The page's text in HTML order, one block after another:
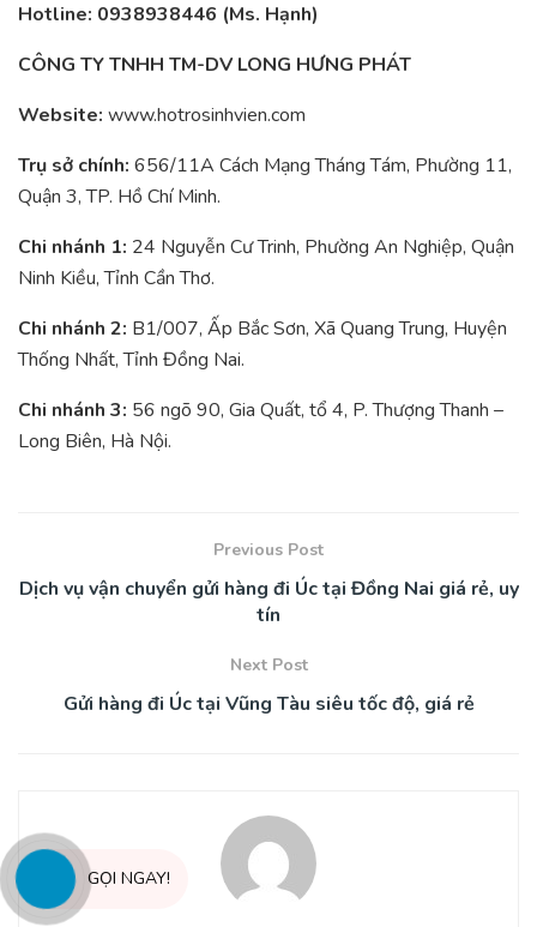
Hotline: 0938938446 (Ms. Hạnh)
CÔNG TY TNHH TM-DV LONG HƯNG PHÁT
Website: www.hotrosinhvien.com
Trụ sở chính: 656/11A Cách Mạng Tháng Tám, Phường 11,
Quận 3, TP. Hồ Chí Minh.
Chi nhánh 1: 24 Nguyễn Cư Trinh, Phường An Nghiệp, Quận
Ninh Kiều, Tỉnh Cần Thơ.
Chi nhánh 2: B1/007, Ấp Bắc Sơn, Xã Quang Trung, Huyện
Thống Nhất, Tỉnh Đồng Nai.
Chi nhánh 3: 56 ngõ 90, Gia Quất, tổ 4, P. Thượng Thanh –
Long Biên, Hà Nội.
Previous Post
Dịch vụ vận chuyển gửi hàng đi Úc tại Đồng Nai giá rẻ, uy
tín
Next Post
Gửi hàng đi Úc tại Vũng Tàu siêu tốc độ, giá rẻ
GỌI NGAY!